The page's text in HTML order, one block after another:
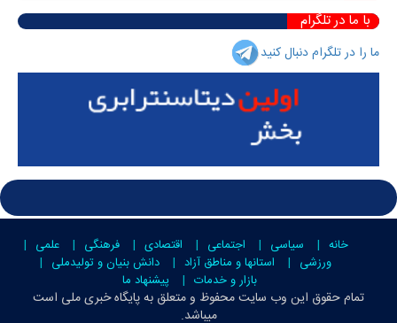
با ما در تلگرام
ما را در تلگرام دنبال کنید
خانه سیاسی اجتماعی اقتصادی فرهنگی
علمی
ورزشی
استانها و مناطق آزاد
دانش بنیان و تولیدملی
بازار و خدمات
پیشنهاد ما
تمام حقوق این وب سایت محفوظ و متعلق بهپایگاه خبری ملی است
میباشد.